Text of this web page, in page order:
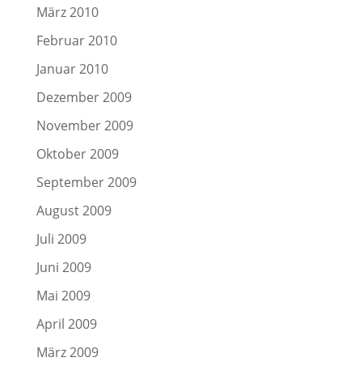
März 2010
Februar 2010
Januar 2010
Dezember 2009
November 2009
Oktober 2009
September 2009
August 2009
Juli 2009
Juni 2009
Mai 2009
April 2009
März 2009